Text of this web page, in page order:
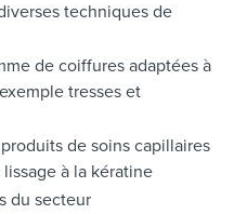
techniques de
de coiffures adaptées à
tresses et
de soins capillaires
à la kératine
du secteur